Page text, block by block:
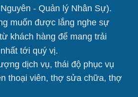
- Quản lý Nhân Sự).
muốn được lắng nghe sự
khách hàng để mang trải
tới quý vị.
dịch vụ, thái độ phục vụ
thoại viên, thợ sửa chữa, thợ